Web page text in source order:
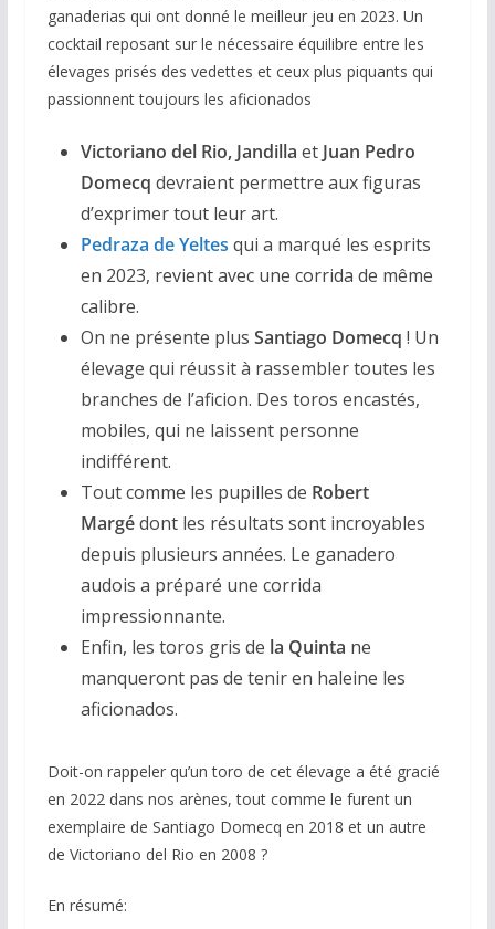
ganaderias qui ont donné le meilleur jeu en 2023. Un
cocktail reposant sur le nécessaire équilibre entre les
élevages prisés des vedettes et ceux plus piquants qui
passionnent toujours les aficionados
Victoriano del Rio, Jandilla et Juan Pedro
Domecq devraient permettre aux figuras
d’exprimer tout leur art.
Pedraza de Yeltes qui a marqué les esprits
en 2023, revient avec une corrida de même
calibre.
On ne présente plus Santiago Domecq ! Un
élevage qui réussit à rassembler toutes les
branches de l’aficion. Des toros encastés,
mobiles, qui ne laissent personne
indifférent.
Tout comme les pupilles de Robert
Margédont les résultats sont incroyables
depuis plusieurs années. Le ganadero
audois a préparé une corrida
impressionnante.
Enfin, les toros gris de la Quinta ne
manqueront pas de tenir en haleine les
aficionados.
Doit-on rappeler qu’un toro de cet élevage a été gracié
en 2022 dans nos arènes, tout comme le furent un
exemplaire de Santiago Domecq en 2018 et un autre
de Victoriano del Rio en 2008 ?
En résumé: